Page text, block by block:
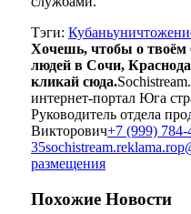
Тэги: Кубань
Хочешь, чтобы о твоём
людей в Сочи,
кликай сюда.
интернет-портал Юга
Руководитель отдела
Викторович+7 (999) 784-
35
размещения
Похожие Новости